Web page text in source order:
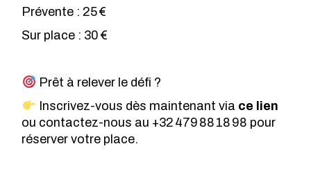
Prévente : 25 €
Sur place : 30 €
Prêt à relever le défi ?
Inscrivez-vous dès maintenant via ce lien
ou contactez-nous au +32 479 88 18 98 pour
réserver votre place.